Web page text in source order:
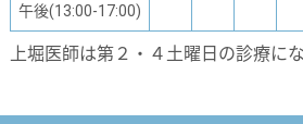
午後(13:00-17:00)
上堀医師は第２・４土曜日の診療に